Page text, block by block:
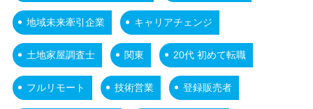
地域未来牽引企業 キャリアチェンジ
土地家屋調査士 関東 20代 初めて転職
フルリモート 技術営業 登録販売者